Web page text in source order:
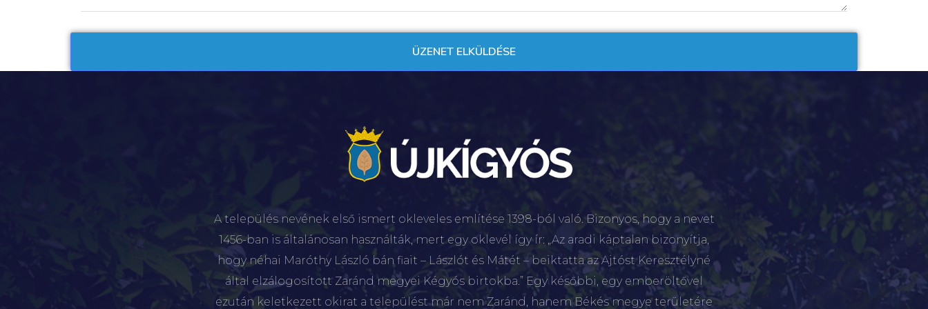
A település nevének első ismert okleveles említése 1398-ból való. Bizonyos, hogy a nevet
1456-ban is általánosan használták, mert egy oklevél így ír: „Az aradi káptalan bizonyítja,
hogy néhai Maróthy László bán fiait – Lászlót és Mátét – beiktatta az Ajtóst Keresztélyné
által elzálogosított Zaránd megyei Kégyós birtokba.” Egy későbbi, egy emberöltővel
ezután keletkezett okirat a települést már nem Zaránd, hanem Békés megye területére